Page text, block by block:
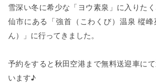
雪深い冬に希少な「ヨウ素泉」に入りた
仙市にある「強首（こわくび）温泉 樅峰
ん）」に行ってきました。
予約をすると秋田空港まで無料送迎車に
います♪